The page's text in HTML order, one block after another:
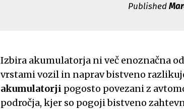
Published
Izbira akumulatorja ni več enoznačna
vrstami vozil in naprav bistveno
akumulatorji pogosto povezani z
področja, kjer so pogoji bistveno